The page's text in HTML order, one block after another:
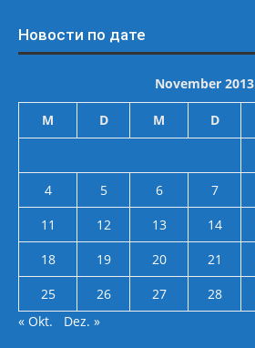
Новости по дате
November 2013
M D M D
4
5 6 7
11
12 13 14
18
19 20 21
25
26 27 28
« Okt.
Dez. »